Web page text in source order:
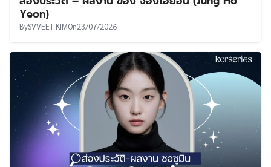
Yeon)
BySVVEET KIMOn23/07/2026